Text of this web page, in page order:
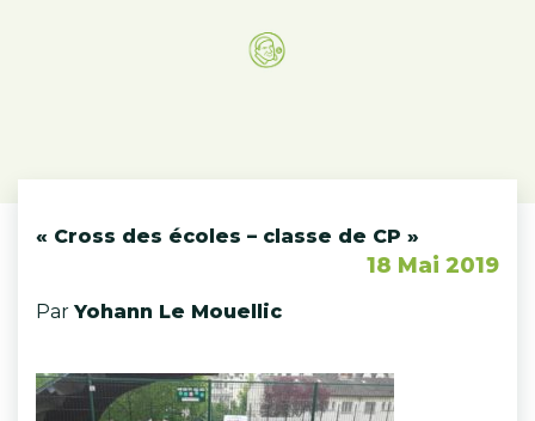
« Cross des écoles – classe de CP »
18 Mai 2019
Par Yohann Le Mouellic